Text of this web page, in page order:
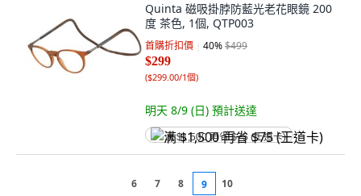
Quinta 磁吸掛脖防藍光老花眼鏡 200
度 茶色, 1個, QTP003
首購折扣價 40%$499
$299
($299.00/1個)
明天 8/9 (日) 預計送達
满 $1,500 再省 $75 (王道卡)
6 7 8 9 10